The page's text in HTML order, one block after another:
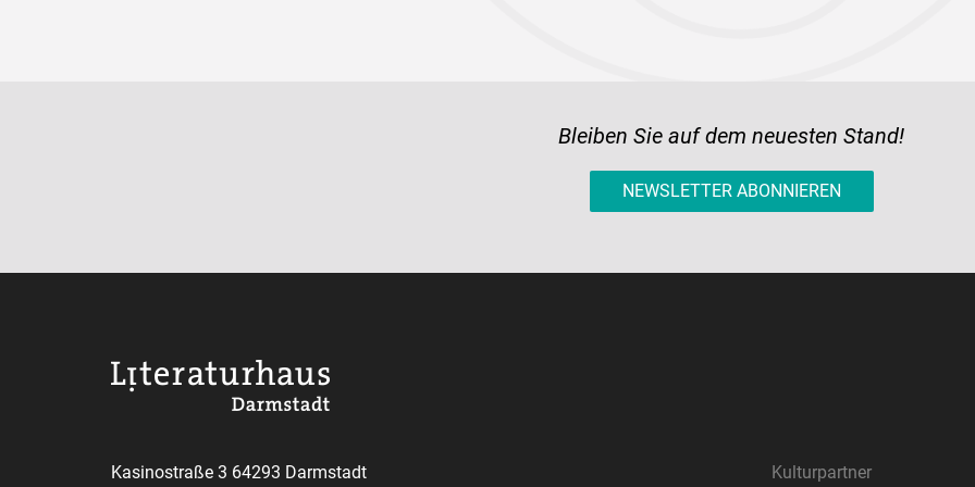
Bleiben Sie auf dem neuesten Stand!
NEWSLETTER ABONNIEREN
Kasinostraße 3 64293 Darmstadt
Kulturpartner